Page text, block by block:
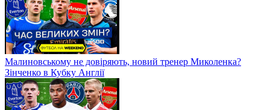
Малиновському не довіряють, новий тренер Миколенка?
Зінченко в Кубку Англії